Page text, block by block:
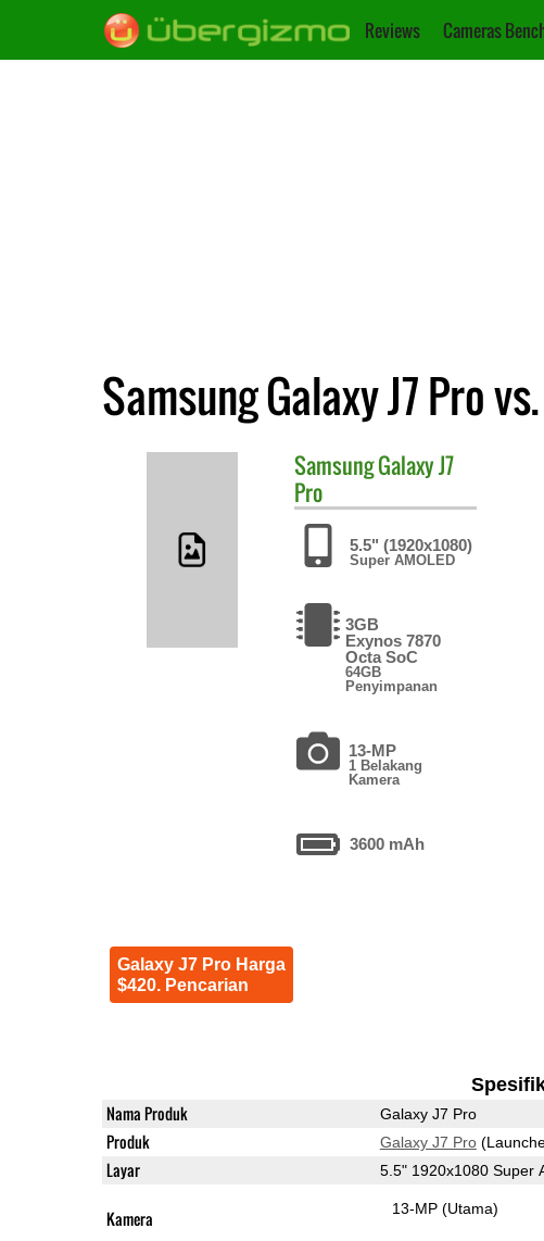
Reviews Cameras
Samsung Galaxy J7 Pro
SamsungGalaxy J7
Pro
5.5" (1920x1080)
Super AMOLED
3GB
Exynos 7870
Octa SoC
64GB
Penyimpanan
13-MP
1 Belakang
Kamera
3600 mAh
Galaxy J7 Pro Harga
$420. Pencarian
Nama Produk Galaxy J7 Pro
Produk Galaxy J7 Pro
Layar 5.5" 1920x1080 Super
Kamera 13-MP(Utama)